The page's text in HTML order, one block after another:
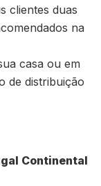
clientes duas
na
casa ou em
de distribuição
Continental